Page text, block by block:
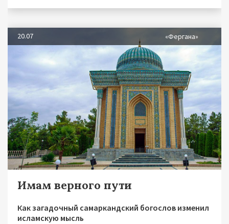
20.07 «Фергана»
Имам верного пути
Как загадочный самаркандский богослов изменил
исламскую мысль